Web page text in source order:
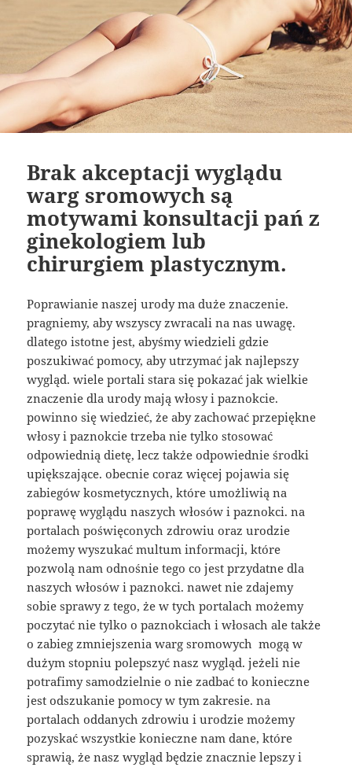
Brak akceptacji wyglądu
warg sromowych są
motywami konsultacji pań z
ginekologiem lub
chirurgiem plastycznym.
Poprawianie naszej urody ma duże znaczenie.
pragniemy, aby wszyscy zwracali na nas uwagę.
dlatego istotne jest, abyśmy wiedzieli gdzie
poszukiwać pomocy, aby utrzymać jak najlepszy
wygląd. wiele portali stara się pokazać jak wielkie
znaczenie dla urody mają włosy i paznokcie.
powinno się wiedzieć, że aby zachować przepiękne
włosy i paznokcie trzeba nie tylko stosować
odpowiednią dietę, lecz także odpowiednie środki
upiększające. obecnie coraz więcej pojawia się
zabiegów kosmetycznych, które umożliwią na
poprawę wyglądu naszych włosów i paznokci. na
portalach poświęconych zdrowiu oraz urodzie
możemy wyszukać multum informacji, które
pozwolą nam odnośnie tego co jest przydatne dla
naszych włosów i paznokci. nawet nie zdajemy
sobie sprawy z tego, że w tych portalach możemy
poczytać nie tylko o paznokciach i włosach ale także
o zabieg zmniejszenia warg sromowych mogą w
dużym stopniu polepszyć nasz wygląd. jeżeli nie
potrafimy samodzielnie o nie zadbać to konieczne
jest odszukanie pomocy w tym zakresie. na
portalach oddanych zdrowiu i urodzie możemy
pozyskać wszystkie konieczne nam dane, które
sprawią, że nasz wygląd będzie znacznie lepszy i